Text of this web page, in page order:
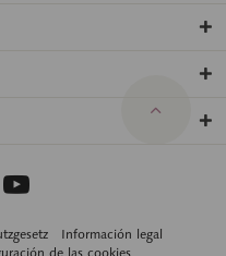
Información legal
de las cookies